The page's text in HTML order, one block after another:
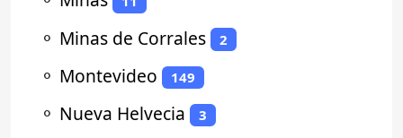
⚬ Minas de Corrales 2
⚬ Montevideo 149
⚬ Nueva Helvecia 3